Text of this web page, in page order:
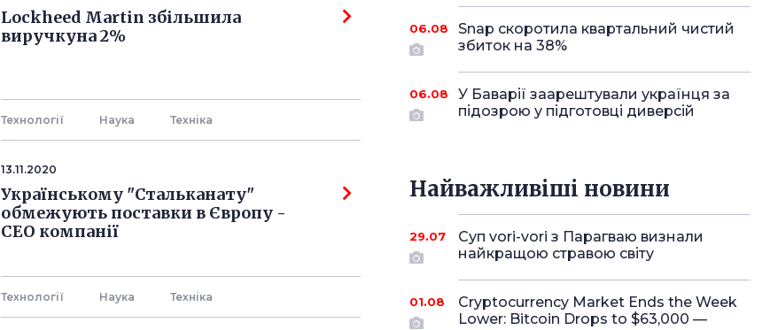
Lockheed Martin збільшила
виручкуна 2%
Технології Наука Технiка
13.11.2020
Українському "Стальканату"
обмежують поставки в Європу -
СЕО компанії
Технології Наука Технiка
06.08
Snap скоротила квартальний чистий
збиток на 38%
06.08
У Баварії заарештували українця за
підозрою у підготовці диверсій
Найважливіші новини
29.07
Суп vori-vori з Парагваю визнали
найкращою стравою світу
01.08
Cryptocurrency Market Ends the Week
Lower: Bitcoin Drops to $63,000 —